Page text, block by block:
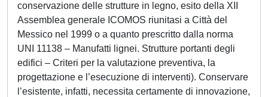
conservazione delle strutture in legno, esito della XII
Assemblea generale ICOMOS riunitasi a Città del
Messico nel 1999 o a quanto prescritto dalla norma
UNI 11138 – Manufatti lignei. Strutture portanti degli
edifici – Criteri per la valutazione preventiva, la
progettazione e l’esecuzione di interventi). Conservare
l’esistente, infatti, necessita certamente di innovazione,